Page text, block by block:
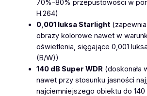
70%-80% przepustowości w
H.264)
0,001 luksa Starlight(zapewnia
obrazy kolorowe nawet w
oświetlenia, sięgające 0,001
(B/W))
140 dB Super WDR (doskonała
nawet przy stosunku jasności
najciemniejszego obiektu do 140